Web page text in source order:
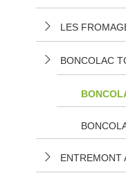
LES
BONCOLAC
ENTREMONT